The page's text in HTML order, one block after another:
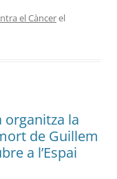
el Càncerel
organitza la
de Guillem
a l’Espai